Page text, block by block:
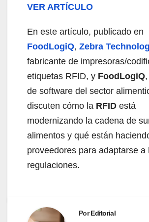
VER ARTÍCULO
En este artículo, publicado en
FoodLogiQ, Zebra
fabricante de impresoras/
etiquetas RFID, y FoodLogiQ
de software del sector
discuten cómo la RFID está
modernizando la cadena de
alimentos y qué están
proveedores para adaptarse a
regulaciones.
PorEditorial